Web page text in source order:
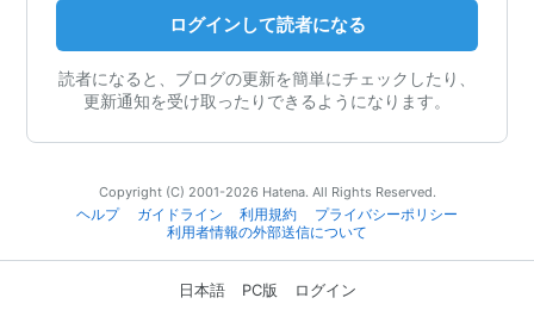
ログインして読者になる
読者になると、ブログの更新を簡単にチェックしたり、
更新通知を受け取ったりできるようになります。
Copyright (C) 2001-2026 Hatena. All Rights Reserved.
ヘルプ
ガイドライン 利用規約
プライバシーポリシー
利用者情報の外部送信について
日本語 PC版 ログイン